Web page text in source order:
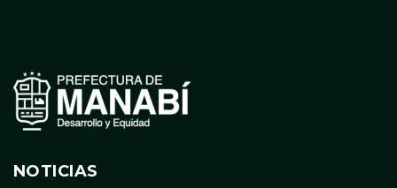
NOTICIAS